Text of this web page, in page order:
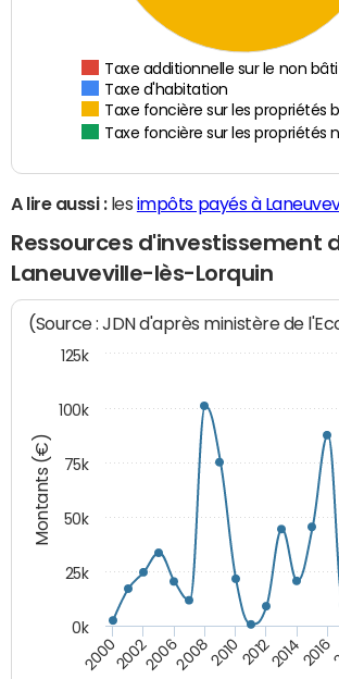
Taxe additionnelle sur le non bâti
Taxe d'habitation
Taxe foncière sur les propriétés
Taxe foncière sur les propriétés
A lire aussi :les impôts payés à
Ressources d'investissement
Laneuveville-lès-Lorquin
Montants (€)
(Source : JDN d'après ministère de
20002002200620082010201220142016
0k
25k
50k
75k
100k
125k